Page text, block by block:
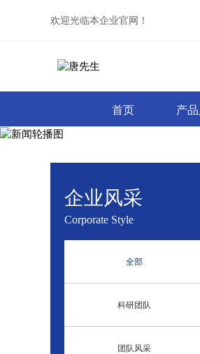
欢迎光临本企业官网！
首页 产
企业风采
Corporate Style
全部
科研团队
团队风采